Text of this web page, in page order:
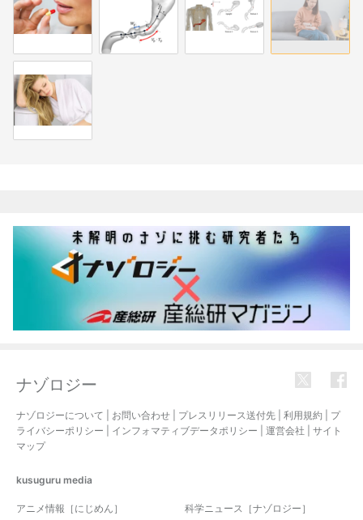
ナゾロジー
ナゾロジーについて お問い合わせ プレスリリース送付先 利用規約
プ
ライバシーポリシー
インフォマティブデータポリシー 運営会社
サイト
マップ
kusuguru media
アニメ情報［にじめん］ 科学ニュース［ナゾロジー］